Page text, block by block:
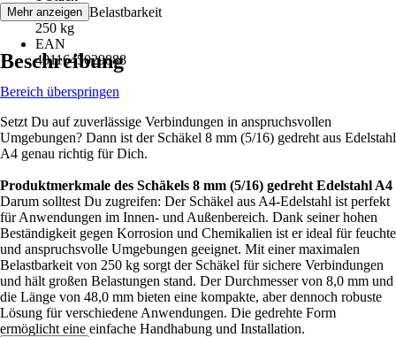
F = max. Belastbarkeit
250 kg
EAN
4011645029888
Mehr anzeigen
Beschreibung
Bereich überspringen
Setzt Du auf zuverlässige Verbindungen in anspruchsvollen
Umgebungen? Dann ist der Schäkel 8 mm (5/16) gedreht aus Edelstahl
A4 genau richtig für Dich.
Produktmerkmale des Schäkels 8 mm (5/16) gedreht Edelstahl A4
Darum solltest Du zugreifen: Der Schäkel aus A4-Edelstahl ist perfekt
für Anwendungen im Innen- und Außenbereich. Dank seiner hohen
Beständigkeit gegen Korrosion und Chemikalien ist er ideal für feuchte
und anspruchsvolle Umgebungen geeignet. Mit einer maximalen
Belastbarkeit von 250 kg sorgt der Schäkel für sichere Verbindungen
und hält großen Belastungen stand. Der Durchmesser von 8,0 mm und
die Länge von 48,0 mm bieten eine kompakte, aber dennoch robuste
Lösung für verschiedene Anwendungen. Die gedrehte Form
ermöglicht eine einfache Handhabung und Installation.